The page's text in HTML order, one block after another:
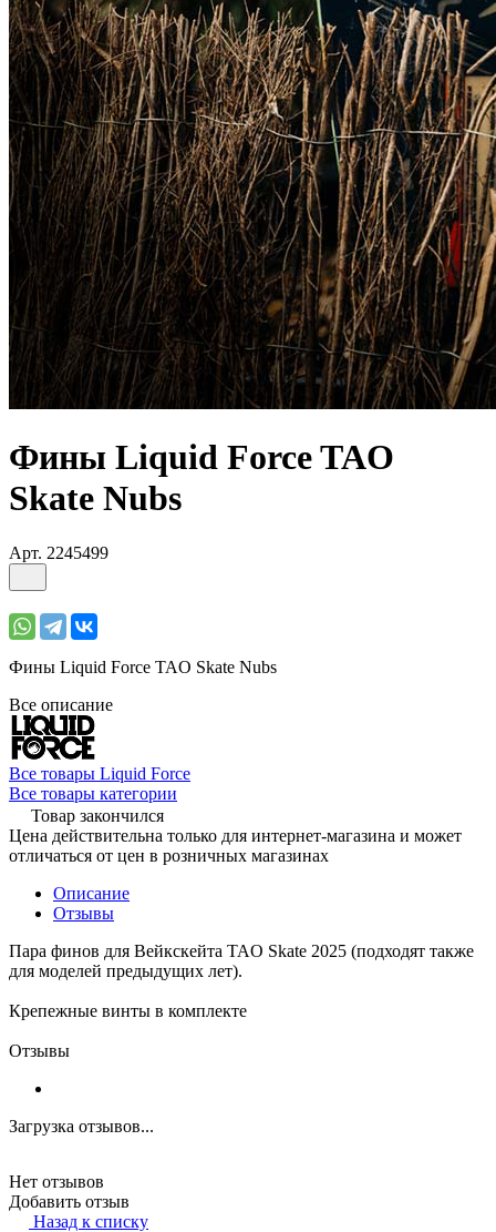
Фины Liquid Force TAO
Skate Nubs
Арт. 2245499
Фины Liquid Force TAO Skate Nubs
Все описание
Все товары Liquid Force
Все товары категории
Товар закончился
Цена действительна только для интернет-магазина и может
отличаться от цен в розничных магазинах
Описание
Отзывы
Пара финов для Вейкскейта TAO Skate 2025 (подходят также
для моделей предыдущих лет).
Крепежные винты в комплекте
Отзывы
Загрузка отзывов...
Нет отзывов
Добавить отзыв
Назад к списку